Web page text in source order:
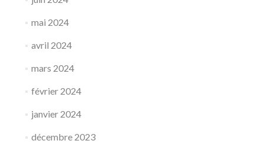
mai 2024
avril 2024
mars 2024
février 2024
janvier 2024
décembre 2023